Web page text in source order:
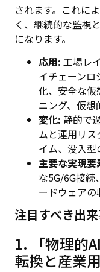
されます。これに
く、継続的な監視
になります。
応用: 工場レ
イチェーン
化、安全な仮
ニング、仮想
変化: 静的で
ムと運用リ
イム、没入型
主要な実現要
な5G/6G接続
ードウェアの
注目すべき出来
1. 「物理的
転換と産業